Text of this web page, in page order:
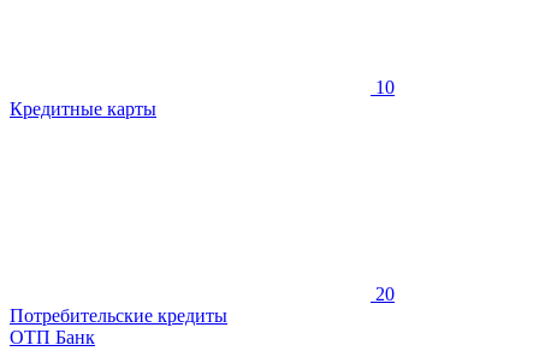
10
Кредитные карты
20
Потребительские кредиты
ОТП Банк